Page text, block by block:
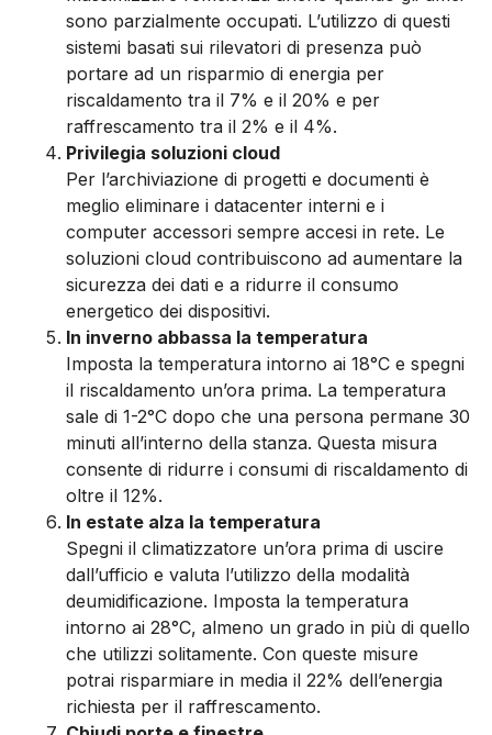
sono parzialmente occupati. L’utilizzo di questi
sistemi basati sui rilevatori di presenza può
portare ad un risparmio di energia per
riscaldamento tra il 7% e il 20% e per
raffrescamento tra il 2% e il 4%.
Privilegia soluzioni cloud
Per l’archiviazione di progetti e documenti è
meglio eliminare i datacenter interni e i
computer accessori sempre accesi in rete. Le
soluzioni cloud contribuiscono ad aumentare la
sicurezza dei dati e a ridurre il consumo
energetico dei dispositivi.
In inverno abbassa la temperatura
Imposta la temperatura intorno ai 18°C e spegni
il riscaldamento un’ora prima. La temperatura
sale di 1-2°C dopo che una persona permane 30
minuti all’interno della stanza. Questa misura
consente di ridurre i consumi di riscaldamento di
oltre il 12%.
In estate alza la temperatura
Spegni il climatizzatore un’ora prima di uscire
dall’ufficio e valuta l’utilizzo della modalità
deumidificazione. Imposta la temperatura
intorno ai 28°C, almeno un grado in più di quello
che utilizzi solitamente. Con queste misure
potrai risparmiare in media il 22% dell’energia
richiesta per il raffrescamento.